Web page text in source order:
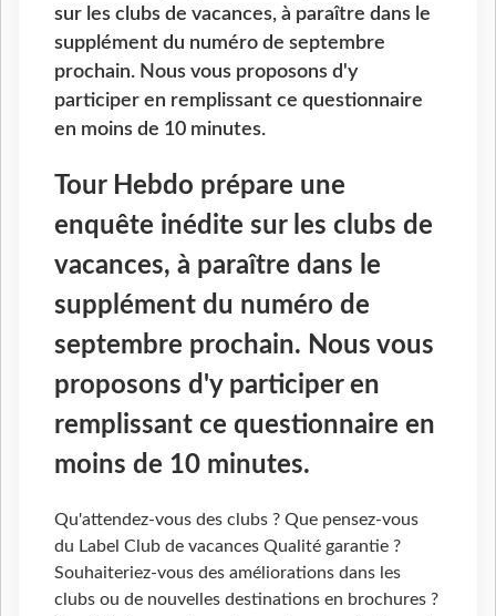
sur les clubs de vacances, à paraître dans le
supplément du numéro de septembre
prochain. Nous vous proposons d'y
participer en remplissant ce questionnaire
en moins de 10 minutes.
Tour Hebdo prépare une
enquête inédite sur les clubs de
vacances, à paraître dans le
supplément du numéro de
septembre prochain. Nous vous
proposons d'y participer en
remplissant ce questionnaire en
moins de 10 minutes.
Qu'attendez-vous des clubs ? Que pensez-vous
du Label Club de vacances Qualité garantie ?
Souhaiteriez-vous des améliorations dans les
clubs ou de nouvelles destinations en brochures ?